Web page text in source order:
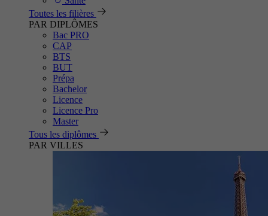
Toutes les filières
PAR DIPLÔMES
Bac PRO
CAP
BTS
BUT
Prépa
Bachelor
Licence
Licence Pro
Master
Tous les diplômes
PAR VILLES